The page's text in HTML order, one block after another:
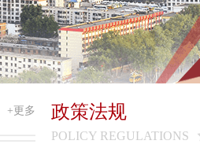
+更多 政策法规
POLICY REGULATIONS